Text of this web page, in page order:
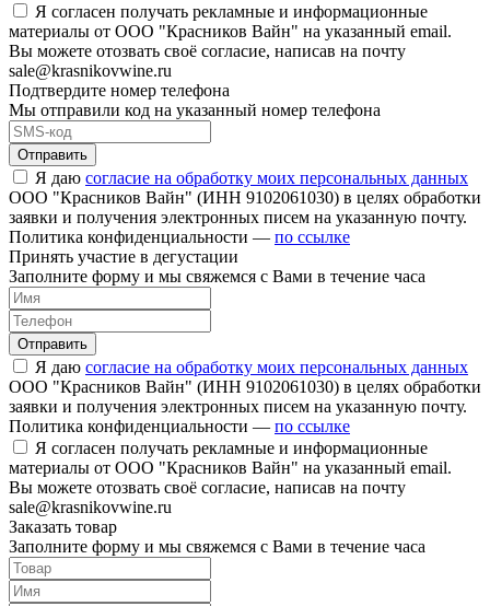
Я согласен получать рекламные и информационные
материалы от ООО "Красников Вайн" на указанный email.
Вы можете отозвать своё согласие, написав на почту
sale@krasnikovwine.ru
Подтвердите номер телефона
Мы отправили код на указанный номер телефона
Отправить
Я даю согласие на обработку моих персональных данных
ООО "Красников Вайн" (ИНН 9102061030) в целях обработки
заявки и получения электронных писем на указанную почту.
Политика конфиденциальности — по ссылке
Принять участие в дегустации
Заполните форму и мы свяжемся с Вами в течение часа
Отправить
Я даю согласие на обработку моих персональных данных
ООО "Красников Вайн" (ИНН 9102061030) в целях обработки
заявки и получения электронных писем на указанную почту.
Политика конфиденциальности — по ссылке
Я согласен получать рекламные и информационные
материалы от ООО "Красников Вайн" на указанный email.
Вы можете отозвать своё согласие, написав на почту
sale@krasnikovwine.ru
Заказать товар
Заполните форму и мы свяжемся с Вами в течение часа